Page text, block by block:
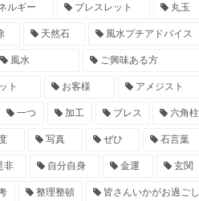
ルギー ブレスレット 丸玉
天然石 風水プチアドバイス
風水 ご興味ある方
ト お客様 アメジスト
一つ 加工 ブレス 六角柱
写真 ぜひ 石言葉
非 自分自身 金運 玄関
整理整頓 皆さんいかがお過ごし